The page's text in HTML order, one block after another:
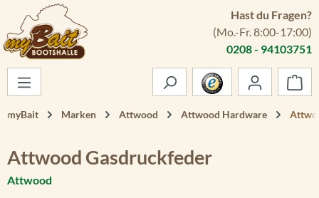
Zum Hauptinhalt springen
Hast du Fragen?
(Mo.-Fr. 8:00-17:00)
0208 - 94103751
myBait Marken Attwood Attwood Hardware
Attwood Gasdruckfeder
Attwood